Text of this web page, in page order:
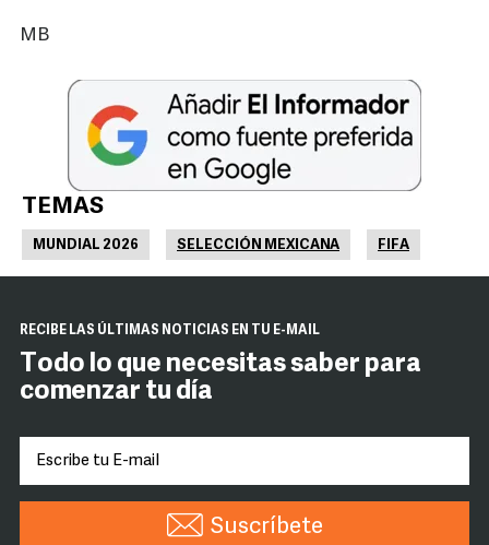
MB
TEMAS
MUNDIAL 2026 SELECCIÓN MEXICANA FIFA
RECIBE LAS ÚLTIMAS NOTICIAS EN TU E-MAIL
Todo lo que necesitas saber para
comenzar tu día
Suscríbete